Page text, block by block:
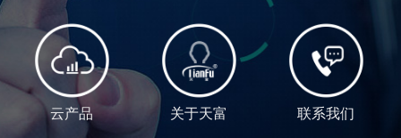
云产品 关于天富 联系我们